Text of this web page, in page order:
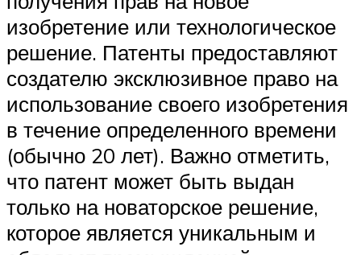
изобретение или технологическое
решение. Патенты предоставляют
создателю эксклюзивное право на
использование своего изобретения
в течение определенного времени
(обычно 20 лет). Важно отметить,
что патент может быть выдан
только на новаторское решение,
которое является уникальным и